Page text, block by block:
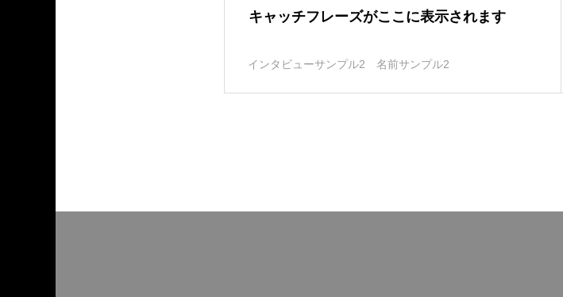
キャッチフレーズがここに表示されます
インタビューサンプル2 名前サンプル2